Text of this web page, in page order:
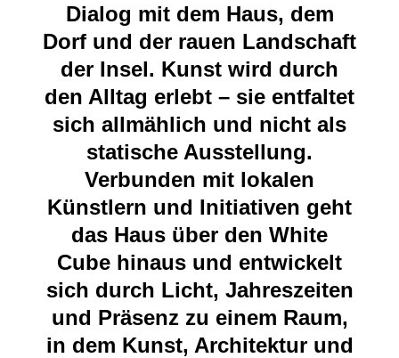
Dialog mit dem Haus, dem
Dorf und der rauen Landschaft
der Insel. Kunst wird durch
den Alltag erlebt – sie entfaltet
sich allmählich und nicht als
statische Ausstellung.
Verbunden mit lokalen
Künstlern und Initiativen geht
das Haus über den White
Cube hinaus und entwickelt
sich durch Licht, Jahreszeiten
und Präsenz zu einem Raum,
in dem Kunst, Architektur und